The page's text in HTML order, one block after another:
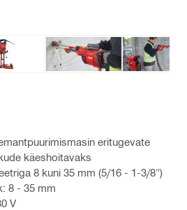
eritugevate
käeshoitavaks
8 kuni 35 mm (5/16 - 1-3/8")
8 - 35 mm
V